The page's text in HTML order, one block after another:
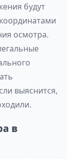
будут
осмотра.
выяснится,
в